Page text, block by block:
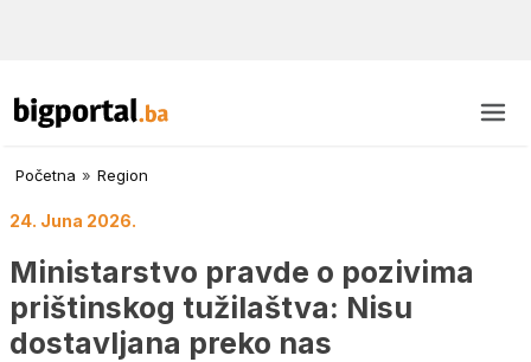
Početna » Region
24. Juna 2026.
Ministarstvo pravde o pozivima
prištinskog tužilaštva: Nisu
dostavljana preko nas